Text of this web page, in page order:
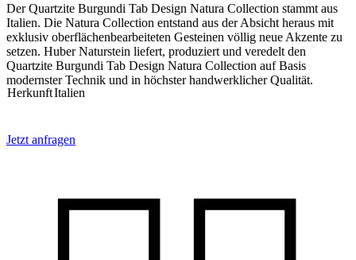
Der Quartzite Burgundi Tab Design Natura Collection stammt aus
Italien. Die Natura Collection entstand aus der Absicht heraus mit
exklusiv oberflächenbearbeiteten Gesteinen völlig neue Akzente zu
setzen. Huber Naturstein liefert, produziert und veredelt den
Quartzite Burgundi Tab Design Natura Collection auf Basis
modernster Technik und in höchster handwerklicher Qualität.
HerkunftItalien
Jetzt anfragen